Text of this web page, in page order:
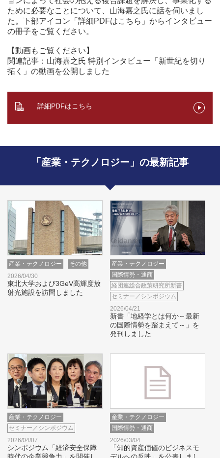
ために必要なことについて、山海嘉之氏に話を伺いまし
た。下部アイコン「詳細PDFはこちら」からインタビュー
の冊子をご覧ください。
【動画もご覧ください】
関連記事： 山海嘉之氏 特別インタビュー「新世紀を切り
拓く」の動画を公開しました
詳細PDFはこちら
「産業・テクノロジー」の最新記事
産業・テクノロジー
その他
2026/04/30
東北大学および3GeV高輝度放
射光施設を訪問しました
産業・テクノロジー
国際情勢・通商
経団連総合政策研究所新書
セミナー／シンポジウム
2026/04/21
新書「地経学とは何か～最新
の国際情勢を踏まえて～」を
発刊しました
産業・テクノロジー
セミナー／シンポジウム
2026/04/07
シンポジウム「経済安全保障
産業・テクノロジー
国際情勢・通商
2026/03/04
「知的資産価値のビジネスモ